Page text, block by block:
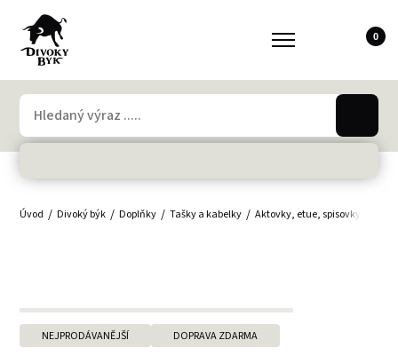
0
Úvod Divoký býk Doplňky Tašky a kabelky Aktovky, etue, spisovky
NEJPRODÁVANĚJŠÍ DOPRAVA ZDARMA